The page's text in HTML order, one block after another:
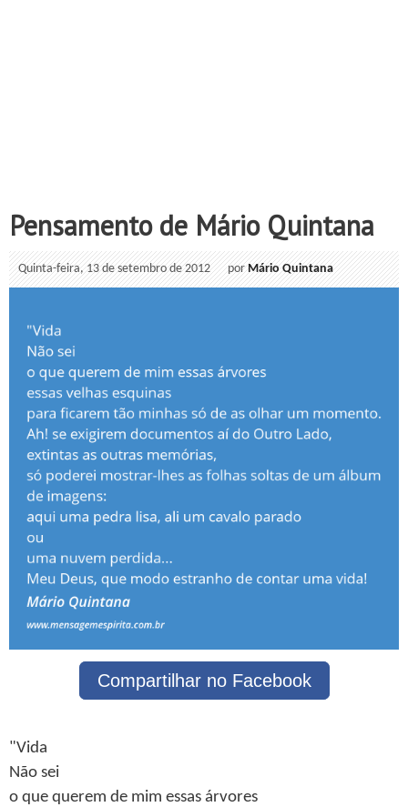
Pensamento de Mário Quintana
Quinta-feira, 13 de setembro de 2012 porMário Quintana
Compartilhar no Facebook
"Vida
Não sei
o que querem de mim essas árvores